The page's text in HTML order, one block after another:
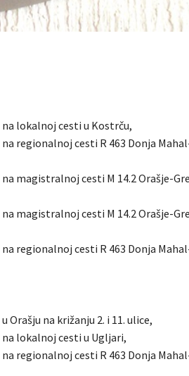
na lokalnoj cesti u Kostrču,
regionalnoj cesti R 463 Donja
magistralnoj cesti M 14.2 Orašje-
magistralnoj cesti M 14.2 Orašje-
regionalnoj cesti R 463 Donja
Orašju na križanju 2. i 11. ulice,
na lokalnoj cesti u Ugljari,
regionalnoj cesti R 463 Donja